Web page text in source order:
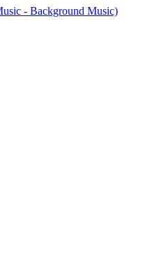
- Background Music)